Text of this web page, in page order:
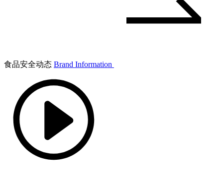
食品安全动态 Brand Information